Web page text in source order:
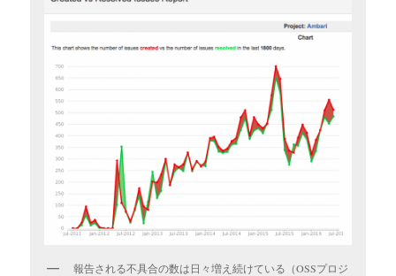
報告される不具合の数は日々増え続けている（OSSプロジ